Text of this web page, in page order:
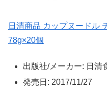
日清商品 カップヌードル
78g×20個
出版社/メーカー: 日清
発売日: 2017/11/27